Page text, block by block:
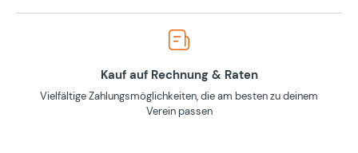
Kauf auf Rechnung & Raten
Vielfältige Zahlungsmöglichkeiten, die am besten zu deinem
Verein passen